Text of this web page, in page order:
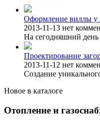
Оформление виллы у
2013-11-13 нет
На сегодняшний день
Проектирование
2013-11-12 нет
Создание
Новое в каталоге
Отопление и